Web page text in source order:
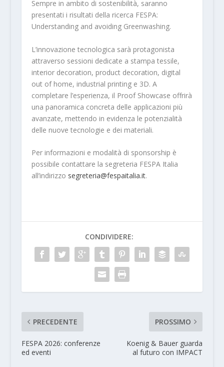
Sempre in ambito di sostenibilità, saranno
presentati i risultati della ricerca FESPA:
Understanding and avoiding Greenwashing.
L’innovazione tecnologica sarà protagonista
attraverso sessioni dedicate a stampa tessile,
interior decoration, product decoration, digital
out of home, industrial printing e 3D. A
completare l’esperienza, il Proof Showcase offrirà
una panoramica concreta delle applicazioni più
avanzate, mettendo in evidenza le potenzialità
delle nuove tecnologie e dei materiali.
Per informazioni e modalità di sponsorship è
possibile contattare la segreteria FESPA Italia
all’indirizzo segreteria@fespaitalia.it.
CONDIVIDERE:
PRECEDENTE
FESPA 2026: conferenze
ed eventi
PROSSIMO
Koenig & Bauer guarda
al futuro con IMPACT